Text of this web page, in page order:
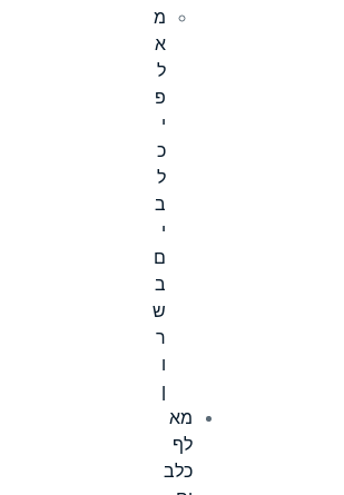
מ
א
ל
פ
י
כ
ל
ב
י
ם
ב
ש
ר
ו
ן
מא
לף
כלב